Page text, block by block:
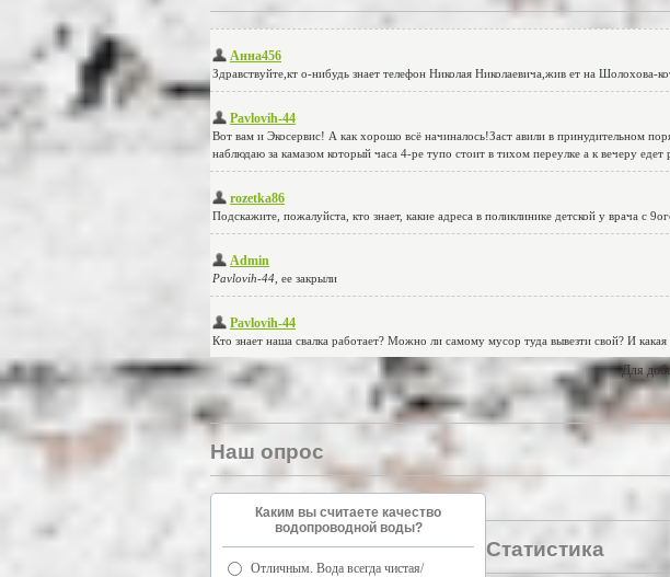
Для
Наш опрос
Каким вы считаете качество
водопроводной воды?
Отличным. Вода всегда чистая/
Статистика